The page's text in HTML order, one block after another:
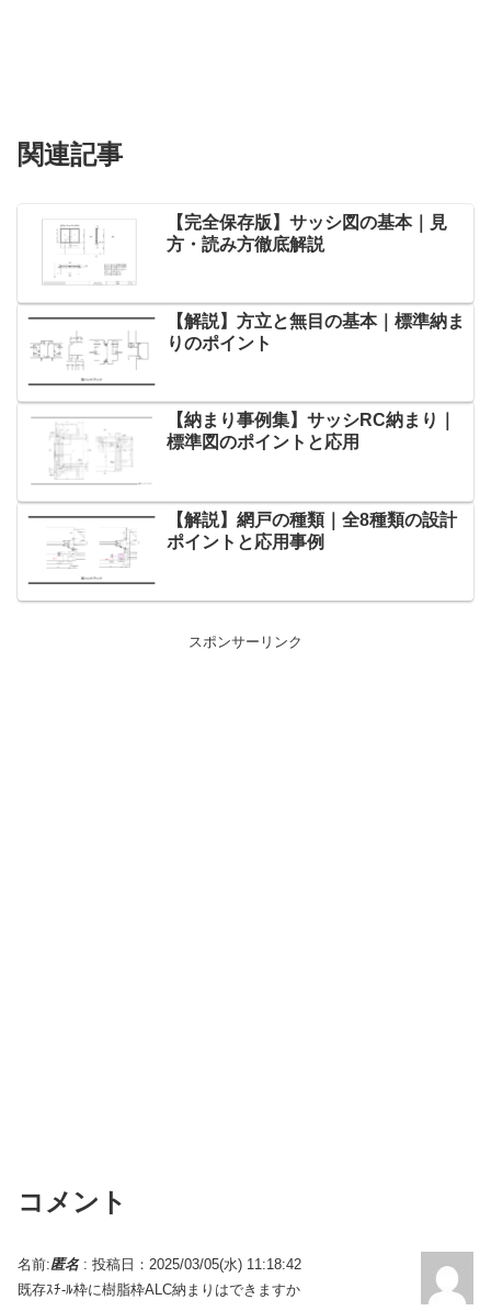
関連記事
【完全保存版】サッシ図の基本｜見
方・読み方徹底解説
【解説】方立と無目の基本｜標準納ま
りのポイント
【納まり事例集】サッシRC納まり｜
標準図のポイントと応用
【解説】網戸の種類｜全8種類の設計
ポイントと応用事例
スポンサーリンク
コメント
名前:匿名: 投稿日：2025/03/05(水) 11:18:42
既存ｽﾁ-ﾙ枠に樹脂枠ALC納まりはできますか